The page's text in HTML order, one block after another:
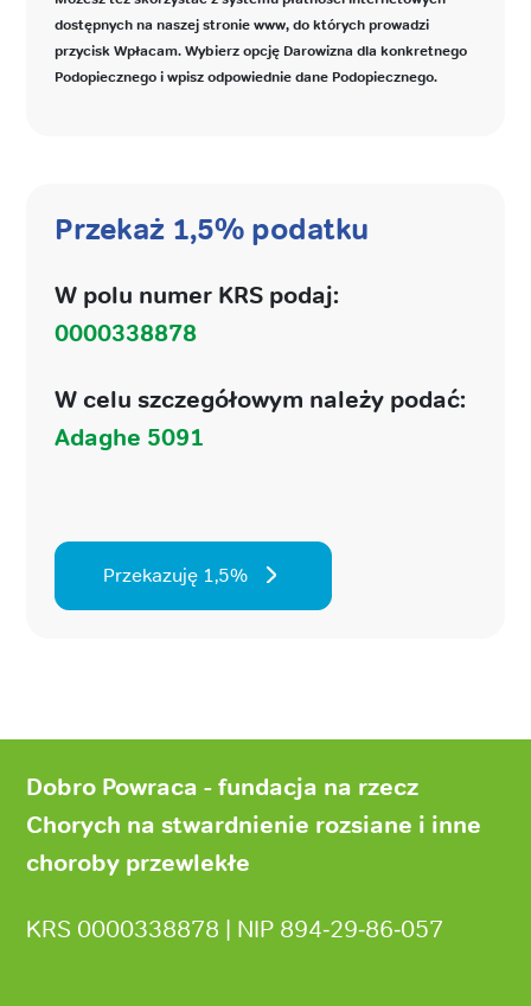
dostępnych na naszej stronie www, do których prowadzi
przycisk Wpłacam. Wybierz opcję Darowizna dla konkretnego
Podopiecznego i wpisz odpowiednie dane Podopiecznego.
Przekaż 1,5% podatku
W polu numer KRS podaj:
0000338878
W celu szczegółowym należy podać:
Adaghe 5091
Przekazuję 1,5%
stronyDobro Powraca - fundacja na rzecz
Chorych na stwardnienie rozsiane i inne
choroby przewlekłe
KRS 0000338878 | NIP 894‑29‑86‑057